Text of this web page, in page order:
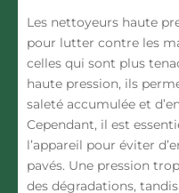
Les nettoyeurs haute
pour lutter contre les
celles qui sont plus
haute pression, ils
saleté accumulée et
Cependant, il est
l’appareil pour éviter
pavés. Une pression
des dégradations,